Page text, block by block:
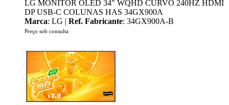
LG MONITOR OLED 34" WQHD CURVO 240HZ HDMI
DP USB-C COLUNAS HAS 34GX900A
Marca: LG | Ref. Fabricante: 34GX900A-B
Preço sob consulta